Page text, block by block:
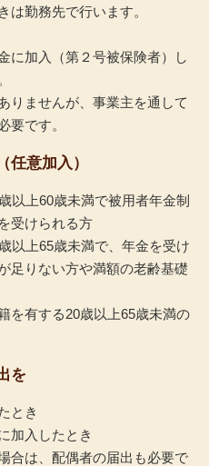
は勤務先で行います。
に加入（第２号被保険者）し
りませんが、事業主を通して
要です。
任意加入）
以上60歳未満で被用者年金制
受けられる方
以上65歳未満で、年金を受け
足りない方や満額の老齢基礎
を有する20歳以上65歳未満の
を
とき
加入したとき
合は、配偶者の届出も必要で